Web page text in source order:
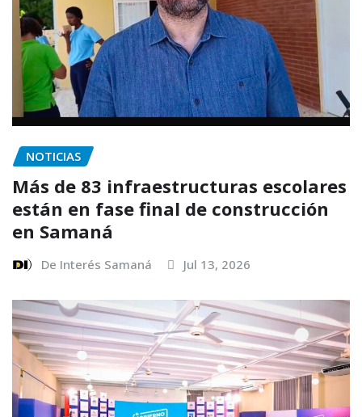
NOTICIAS
Más de 83 infraestructuras escolares
están en fase final de construcción
en Samaná
De Interés Samaná Jul 13, 2026